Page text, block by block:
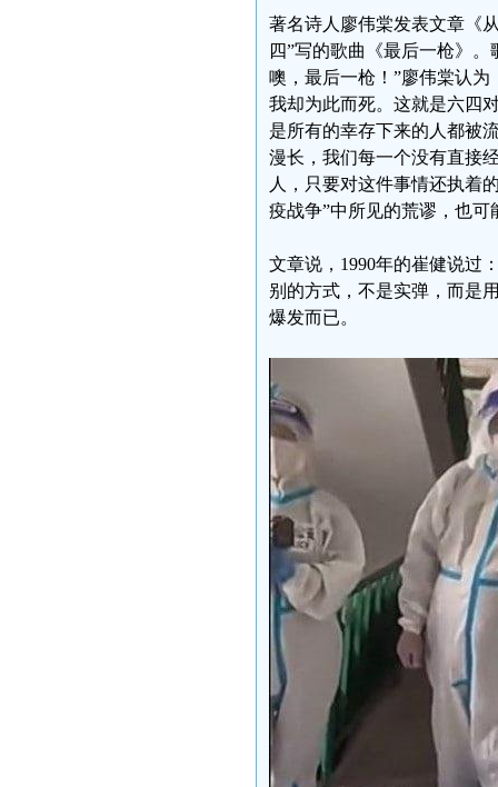
著名诗人廖伟棠发表文章《
四”写的歌曲《最后一枪》
噢，最后一枪！”廖伟棠认
我却为此而死。这就是六四
是所有的幸存下来的人都被
漫长，我们每一个没有直接
人，只要对这件事情还执着
疫战争”中所见的荒谬，也
文章说，1990年的崔健说过
别的方式，不是实弹，而是
爆发而已。